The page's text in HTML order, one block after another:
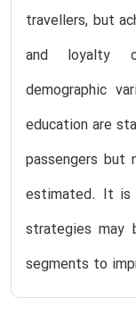
travellers, but
and loyalty
demographic
education are
passengers
estimated. It is
strategies
segments to